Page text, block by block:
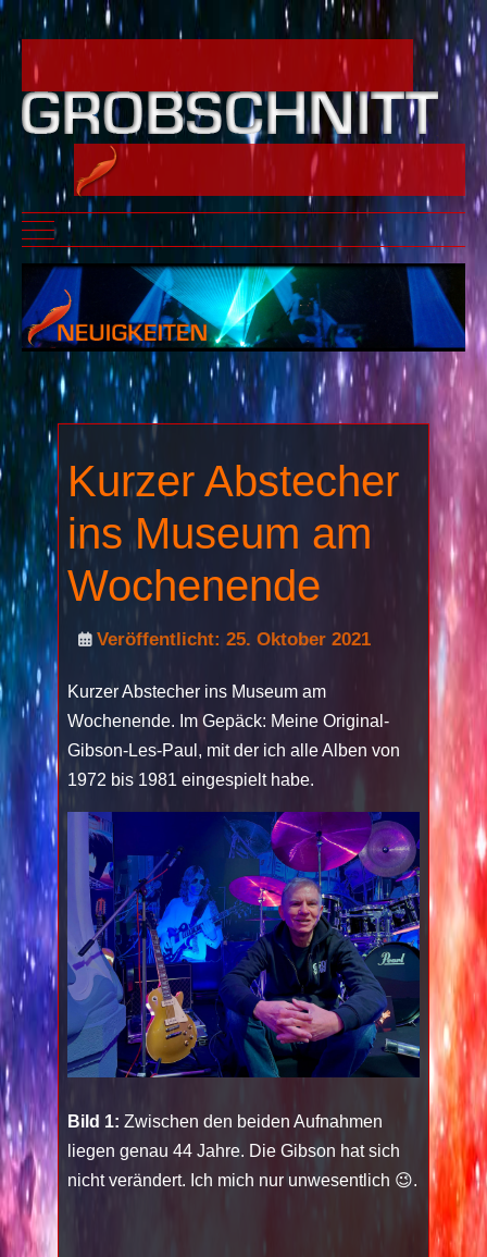
Mobile Menu Toggle
Kurzer Abstecher
ins Museum am
Wochenende
Veröffentlicht: 25. Oktober 2021
Kurzer Abstecher ins Museum am
Wochenende. Im Gepäck: Meine Original-
Gibson-Les-Paul, mit der ich alle Alben von
1972 bis 1981 eingespielt habe.
Bild 1: Zwischen den beiden Aufnahmen
liegen genau 44 Jahre. Die Gibson hat sich
nicht verändert. Ich mich nur unwesentlich 😉.